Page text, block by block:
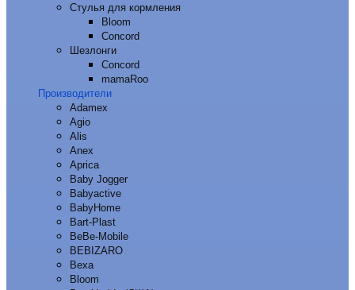
Стулья для кормления
Bloom
Concord
Шезлонги
Concord
mamaRoo
Производители
Adamex
Agio
Alis
Anex
Aprica
Baby Jogger
Babyactive
BabyHome
Bart-Plast
BeBe-Mobile
BEBIZARO
Bexa
Bloom